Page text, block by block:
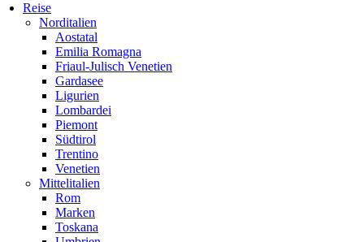
Reise
Norditalien
Aostatal
Emilia Romagna
Friaul-Julisch Venetien
Gardasee
Ligurien
Lombardei
Piemont
Südtirol
Trentino
Venetien
Mittelitalien
Rom
Marken
Toskana